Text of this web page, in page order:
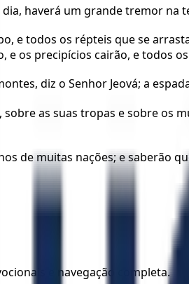
haverá um grande tremor na
e todos os répteis que se
e os precipícios cairão, e todos
diz o Senhor Jeová; a
as suas tropas e sobre
de muitas nações; e saberão
e navegação completa.